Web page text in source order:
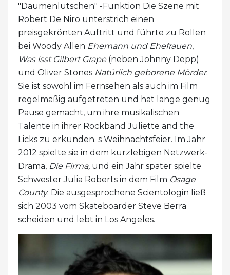
"Daumenlutschen" -Funktion Die Szene mit
Robert De Niro unterstrich einen
preisgekrönten Auftritt und führte zu Rollen
bei Woody Allen Ehemann und Ehefrauen,
Was isst Gilbert Grape(neben Johnny Depp)
und Oliver Stones Natürlich geborene Mörder.
Sie ist sowohl im Fernsehen als auch im Film
regelmäßig aufgetreten und hat lange genug
Pause gemacht, um ihre musikalischen
Talente in ihrer Rockband Juliette and the
Licks zu erkunden. s Weihnachtsfeier. Im Jahr
2012 spielte sie in dem kurzlebigen Netzwerk-
Drama, Die Firma, und ein Jahr später spielte
Schwester Julia Roberts in dem Film Osage
County. Die ausgesprochene Scientologin ließ
sich 2003 vom Skateboarder Steve Berra
scheiden und lebt in Los Angeles.